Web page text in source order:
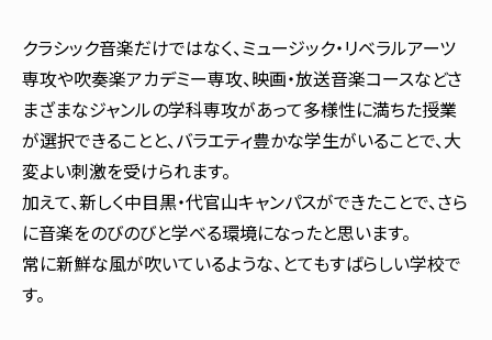
クラシック音楽だけではなく、ミュージック・リベラルアーツ
専攻や吹奏楽アカデミー専攻、映画・放送音楽コースなどさ
まざまなジャンルの学科専攻があって多様性に満ちた授業
が選択できることと、バラエティ豊かな学生がいることで、大
変よい刺激を受けられます。
加えて、新しく中目黒・代官山キャンパスができたことで、さら
に音楽をのびのびと学べる環境になったと思います。
常に新鮮な風が吹いているような、とてもすばらしい学校で
す。